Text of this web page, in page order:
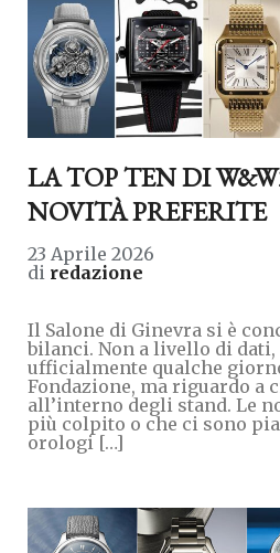
LA TOP TEN DI
NOVITÀ PREFERITE
23 Aprile 2026
di redazione
Il Salone di Ginevra si è
bilanci. Non a livello di
ufficialmente qualche
Fondazione, ma riguardo a
all’interno degli stand. Le
più colpito o che ci sono
orologi […]